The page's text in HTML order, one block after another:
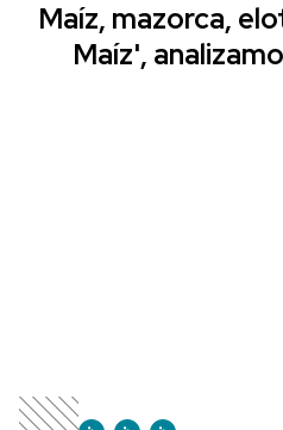
Maíz, mazorca,
Maíz',